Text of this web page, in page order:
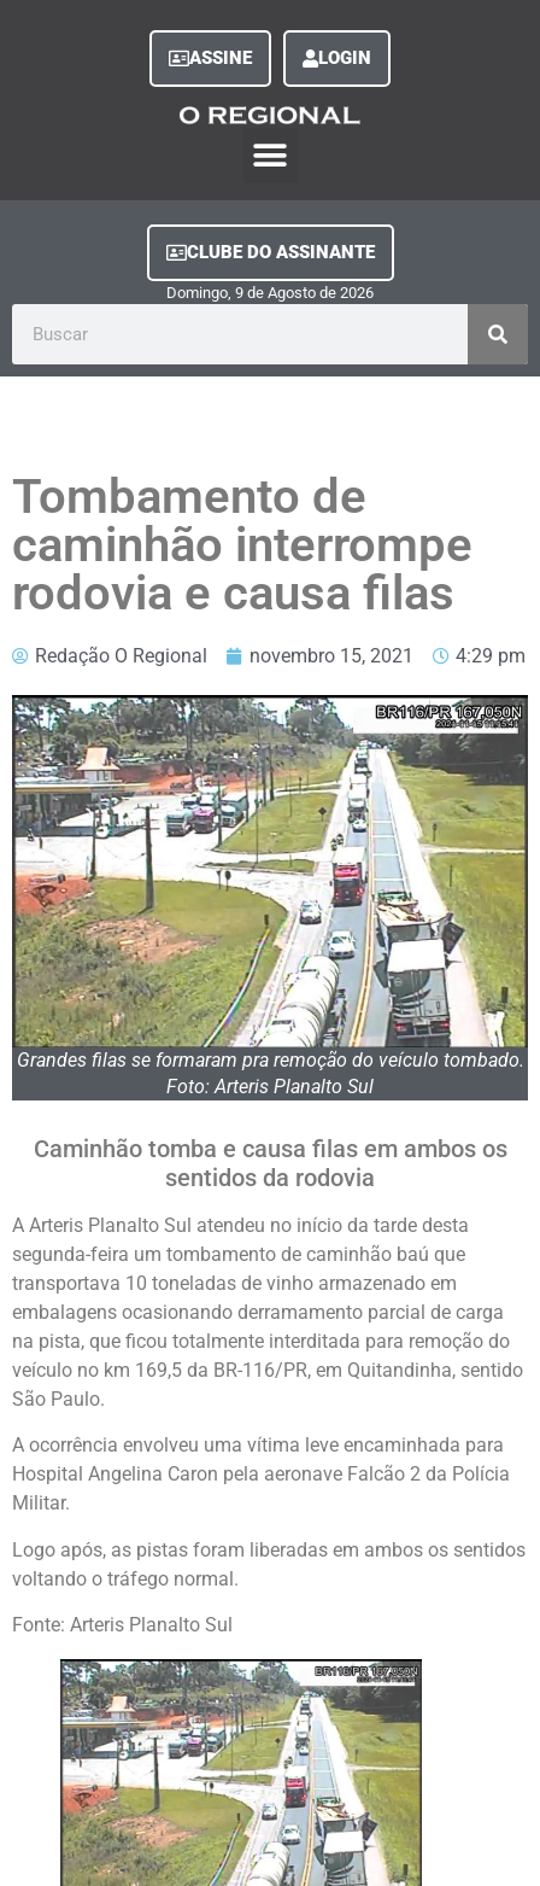
ASSINE LOGIN
CLUBE DO ASSINANTE
Domingo, 9 de Agosto de 2026
Tombamento de
caminhão interrompe
rodovia e causa filas
Redação O Regional novembro 15, 2021 4:29 pm
Grandes filas se formaram pra remoção do veículo tombado.
Foto: Arteris Planalto Sul
Caminhão tomba e causa filas em ambos os
sentidos da rodovia
A Arteris Planalto Sul atendeu no início da tarde desta
segunda-feira um tombamento de caminhão baú que
transportava 10 toneladas de vinho armazenado em
embalagens ocasionando derramamento parcial de carga
na pista, que ficou totalmente interditada para remoção do
veículo no km 169,5 da BR-116/PR, em Quitandinha, sentido
São Paulo.
A ocorrência envolveu uma vítima leve encaminhada para
Hospital Angelina Caron pela aeronave Falcão 2 da Polícia
Militar.
Logo após, as pistas foram liberadas em ambos os sentidos
voltando o tráfego normal.
Fonte: Arteris Planalto Sul